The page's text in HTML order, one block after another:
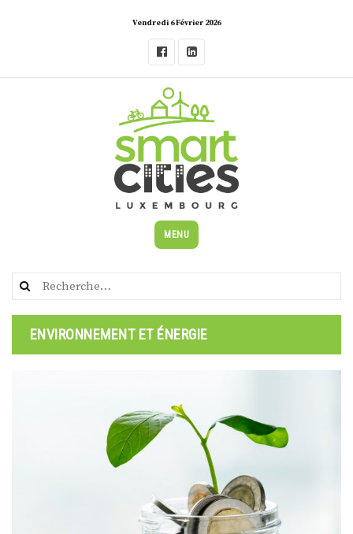
Vendredi 6 Février 2026
MENU
Rechercher :
ENVIRONNEMENT ET ÉNERGIE